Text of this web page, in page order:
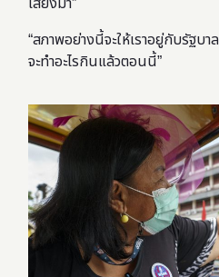
“สภาพอย่างนี้จะให้เราอยู่กับรัฐบ
จะทำอะไรกินแล้วตอนนี้”